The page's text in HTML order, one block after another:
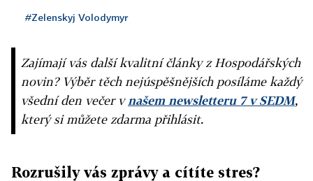
#Zelenskyj Volodymyr
Zajímají vás další kvalitní články z Hospodářských
novin? Výběr těch nejúspěšnějších posíláme každý
všední den večer vnašem newsletteru 7 v SEDM,
který si můžete zdarma přihlásit.
Rozrušily vás zprávy a cítíte stres?